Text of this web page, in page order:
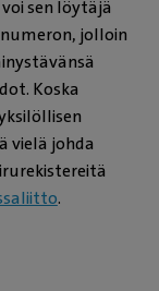
sen löytäjä
jolloin
Koska
vielä johda
.